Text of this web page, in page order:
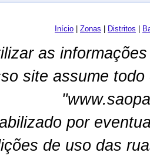
Início Zonas Distritos
as
site assume
por
de uso das